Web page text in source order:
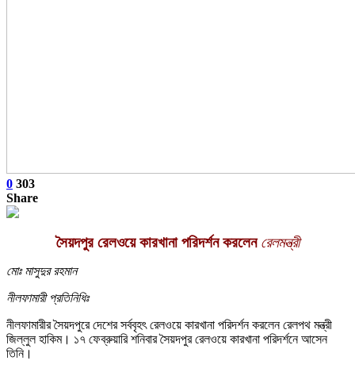
0 303
Share
সৈয়দপুর রেলওয়ে কারখানা পরিদর্শন করলেনরেলমন্ত্রী
মোঃ মাসুদুর রহমান
নীলফামারী প্রতিনিধিঃ
নীলফামারীর সৈয়দপুরে দেশের সর্ববৃহৎ রেলওয়ে কারখানা পরিদর্শন করলেন রেলপথ মন্ত্রী
জিল্লুল হাকিম। ১৭ ফেব্রুয়ারি শনিবার সৈয়দপুর রেলওয়ে কারখানা পরিদর্শনে আসেন
তিনি।